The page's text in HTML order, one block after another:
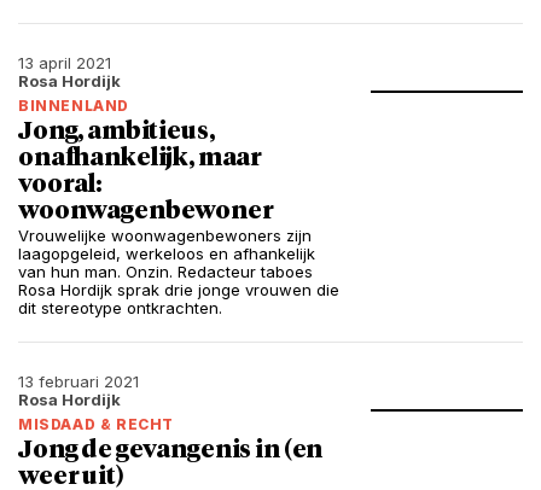
13 april 2021
Rosa Hordijk
BINNENLAND
Jong, ambitieus,
onafhankelijk, maar
vooral:
woonwagenbewoner
Vrouwelijke woonwagenbewoners zijn
laagopgeleid, werkeloos en afhankelijk
van hun man. Onzin. Redacteur taboes
Rosa Hordijk sprak drie jonge vrouwen die
dit stereotype ontkrachten.
13 februari 2021
Rosa Hordijk
MISDAAD & RECHT
Jong de gevangenis in (en
weer uit)